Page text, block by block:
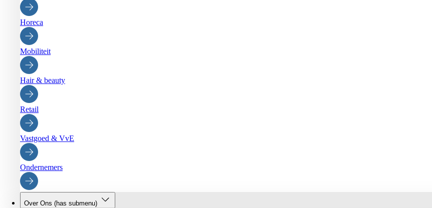
Horeca
Mobiliteit
Hair & beauty
Retail
Vastgoed & VvE
Ondernemers
Over Ons (has submenu)